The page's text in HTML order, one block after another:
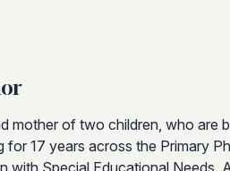
mother of two children, who are
for 17 years across the Primary
with Special Educational Needs.